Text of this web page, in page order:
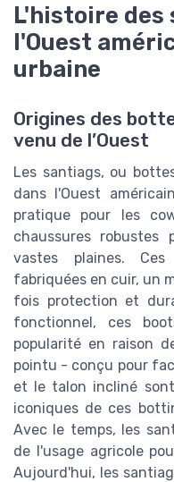
L'histoire des
l'Ouest
urbaine
Origines des
venu de l’Ouest
Les santiags, ou
dans l'Ouest
pratique pour les
chaussures
vastes plaines.
fabriquées en cuir, un
fois protection et
fonctionnel, ces
popularité en raison
pointu - conçu pour
et le talon incliné
iconiques de ces
Avec le temps, les
de l'usage agricole
Aujourd'hui, les